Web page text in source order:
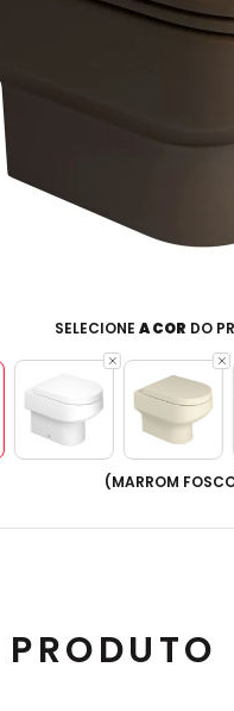
SELECIONE A COR DO
(MARROM
PRODUTO